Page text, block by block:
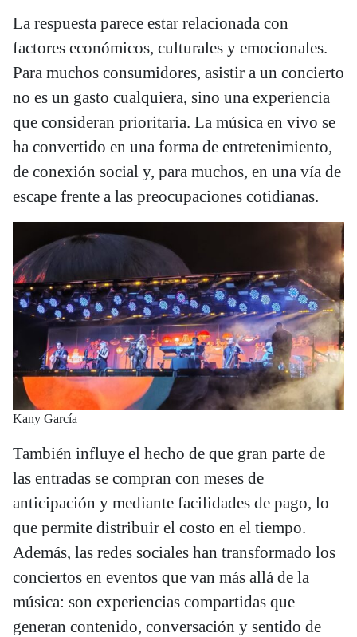
La respuesta parece estar relacionada con
factores económicos, culturales y emocionales.
Para muchos consumidores, asistir a un concierto
no es un gasto cualquiera, sino una experiencia
que consideran prioritaria. La música en vivo se
ha convertido en una forma de entretenimiento,
de conexión social y, para muchos, en una vía de
escape frente a las preocupaciones cotidianas.
Kany García
También influye el hecho de que gran parte de
las entradas se compran con meses de
anticipación y mediante facilidades de pago, lo
que permite distribuir el costo en el tiempo.
Además, las redes sociales han transformado los
conciertos en eventos que van más allá de la
música: son experiencias compartidas que
generan contenido, conversación y sentido de